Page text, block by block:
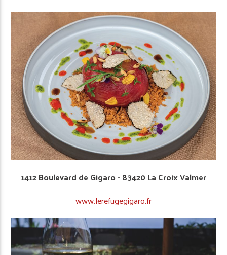
1412 Boulevard de Gigaro ­- 83420 La Croix Valmer
www.lerefugegigaro.fr